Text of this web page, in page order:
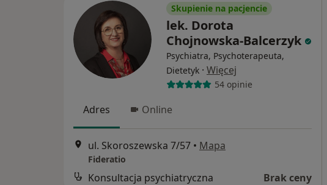
Skupienie na pacjencie
lek. Dorota
Chojnowska-Balcerzyk
Psychiatra, Psychoterapeuta,
Dietetyk · Więcej
54 opinie
Adres Online
ul. Skoroszewska 7/57 • Mapa
Fideratio
Konsultacja psychiatryczna Brak ceny